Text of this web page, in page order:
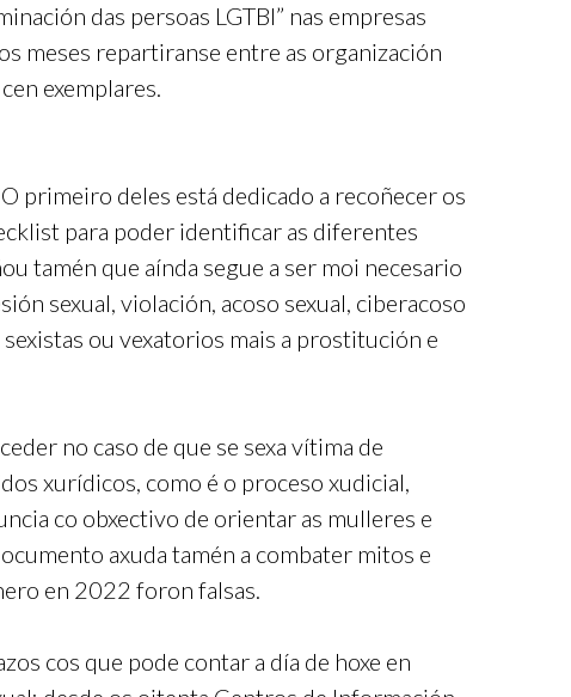
das persoas LGTBI” nas empresas
meses repartiranse entre as organización
exemplares.
primeiro deles está dedicado a recoñecer os
para poder identificar as diferentes
tamén que aínda segue a ser moi necesario
sexual, violación, acoso sexual, ciberacoso
ou vexatorios mais a prostitución e
no caso de que se sexa vítima de
xurídicos, como é o proceso xudicial,
co obxectivo de orientar as mulleres e
axuda tamén a combater mitos e
en 2022 foron falsas.
cos que pode contar a día de hoxe en